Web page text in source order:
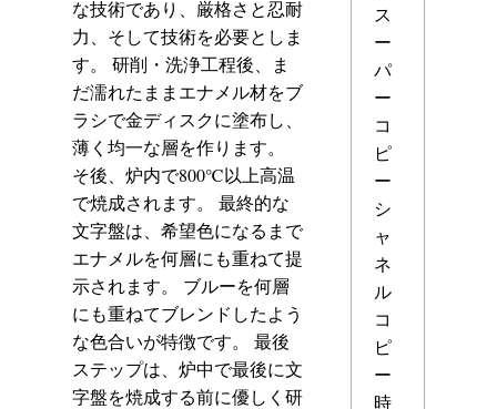
な技術であり、厳格さと忍耐
力、そして技術を必要としま
す。 研削・洗浄工程後、ま
だ濡れたままエナメル材をブ
ラシで金ディスクに塗布し、
薄く均一な層を作ります。
そ後、炉内で800℃以上高温
で焼成されます。 最終的な
文字盤は、希望色になるまで
エナメルを何層にも重ねて提
示されます。 ブルーを何層
にも重ねてブレンドしたよう
な色合いが特徴です。 最後
ステップは、炉中で最後に文
字盤を焼成する前に優しく研
ス
ー
パ
ー
コ
ピ
ー
シ
ャ
ネ
ル
コ
ピ
ー
時